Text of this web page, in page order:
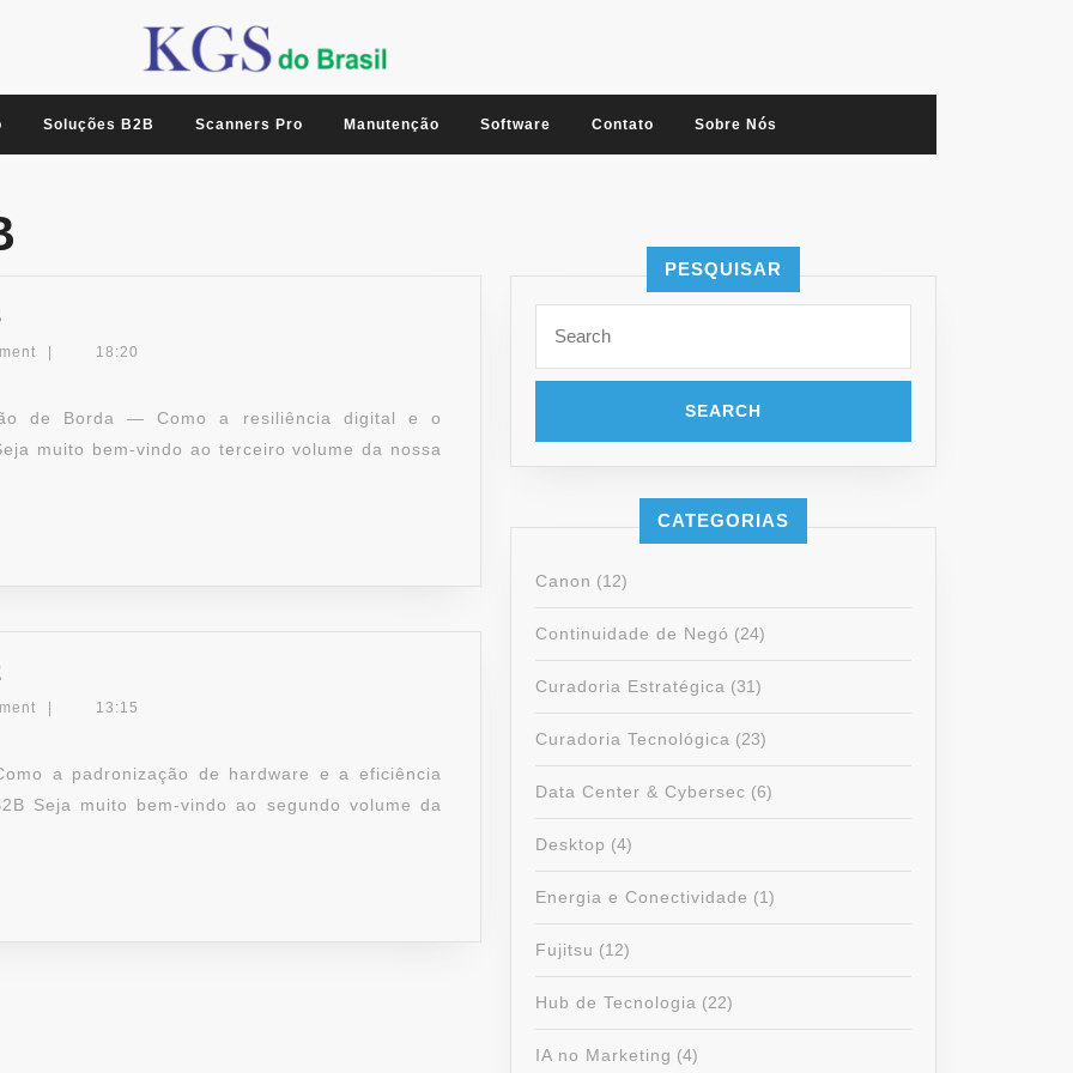
Soluções B2B Scanners Pro Manutenção Software Contato Sobre Nós
TI
FATURA
–
18:20
de Borda — Como a resiliência digital e o
muito bem-vindo ao terceiro volume da nossa
TI
FATURA
–
13:15
a padronização de hardware e a eficiência
Seja muito bem-vindo ao segundo volume da
PESQUISAR
for:
CATEGORIAS
Canon (12)
Continuidade de Negó (24)
Curadoria Estratégica (31)
Curadoria Tecnológica (23)
Data Center & Cybersec (6)
Desktop (4)
Energia e Conectividade (1)
Fujitsu (12)
Hub de Tecnologia (22)
IA no Marketing (4)